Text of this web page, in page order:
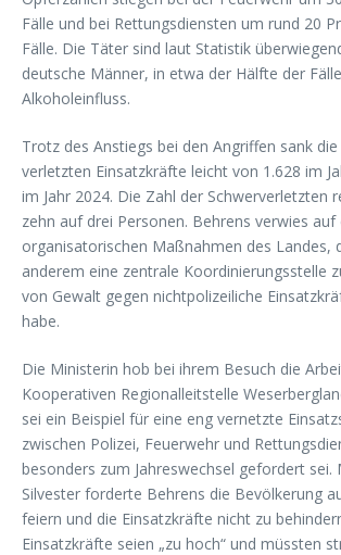
Fälle und bei Rettungsdiensten um rund 20
Fälle. Die Täter sind laut Statistik
deutsche Männer, in etwa der Hälfte der
Alkoholeinfluss.
Trotz des Anstiegs bei den Angriffen sank
verletzten Einsatzkräfte leicht von 1.628 im
im Jahr 2024. Die Zahl der Schwerverletzten
zehn auf drei Personen. Behrens verwies auf
organisatorischen Maßnahmen des Landes,
anderem eine zentrale Koordinierungsstelle
von Gewalt gegen nichtpolizeiliche
habe.
Die Ministerin hob bei ihrem Besuch die
Kooperativen Regionalleitstelle
sei ein Beispiel für eine eng vernetzte
zwischen Polizei, Feuerwehr und
besonders zum Jahreswechsel gefordert sei.
Silvester forderte Behrens die Bevölkerung
feiern und die Einsatzkräfte nicht zu
Einsatzkräfte seien „zu hoch“ und müssten